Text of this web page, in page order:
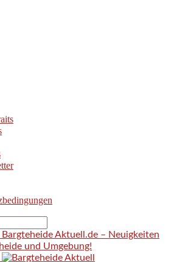
Bargteheide Aktuell.de – Neuigkeiten
und Umgebung!